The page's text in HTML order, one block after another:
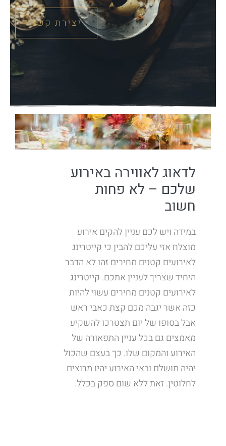
יצירת קשר
לדאוג לאווירה באירוע
שלכם – לא פחות
חשוב
במידה ויש לכם עניין להקים אירוע
מוצלח אזי עליכם להבין כי קייטרינג
לאירועים קטנים מחירים זהו לא הדבר
היחיד שצריך לעניין אתכם. קייטרינג
לאירועים קטנים מחירים עשוי להיות
כזה אשר יגבה מכם קצת כאבי ראש
אבל בסופו של יום תצטרכו להשקיע
מאמצים גם בכל עניין התפאורה של
האירוע והמקום שלו. כך בעצם שהכול
יהיה מושלם ובאי האירוע יהיו מרוצים
לחלוטין. זאת ללא שום ספק בכלל.